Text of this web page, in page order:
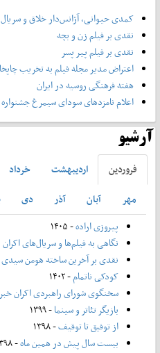
کمدی حیوانی، آژانس‌دار خلاق و
نقدی بر فیلم زن و بچه
نقدی بر فیلم پیر پسر
اعتراض مدیر مجله فیلم به تخریب
هفته فرهنگی روسیه در ایران
اعلام نامزدهای سودای سیمرغ جشنواره
آرشیو
فروردين ارديبهشت خرداد
مهر
آبان آذر دی
پیروزی اراده- ۱۴۰۵
نگاهی به فیلم‌ها و سریال‌های اکران
نقدی بر آخرین ساخته هومن
کودکی ناتمام- ۱۴۰۲
سخنگوی شورای راهبردی اکران خبر
بازیگر تئاتر و سینما- ۱۳۹۹
از توفیق تا توقیف- ۱۳۹۸
بیست سال پیش در همین ماه- ۱۳۹۸